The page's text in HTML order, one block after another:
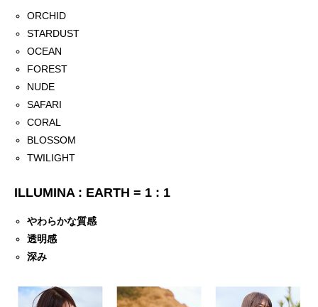
ORCHID
STARDUST
OCEAN
FOREST
NUDE
SAFARI
CORAL
BLOSSOM
TWILIGHT
ILLUMINA : EARTH = 1 : 1
やわらかな質感
透明感
深み